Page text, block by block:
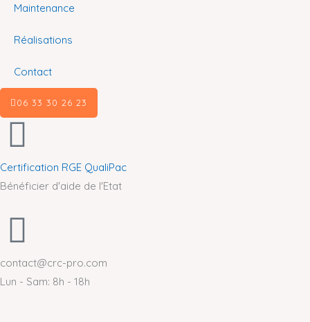
Maintenance
Réalisations
Contact
06 33 30 26 23
Certification RGE QualiPac
Bénéficier d'aide de l'Etat
contact@crc-pro.com
Lun - Sam: 8h - 18h